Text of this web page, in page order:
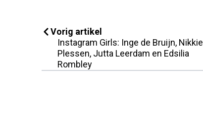
Vorig artikel
Instagram Girls: Inge de Bruijn, Nikkie
Plessen, Jutta Leerdam en Edsilia
Rombley